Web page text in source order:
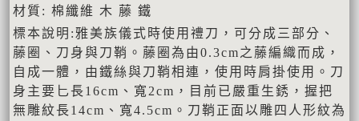
材質: 棉纖維 木 藤 鐵
標本說明:雅美族儀式時使用禮刀，可分成三部分、
藤圈、刀身與刀鞘。藤圈為由0.3cm之藤編織而成，
自成一體，由鐵絲與刀鞘相連，使用時肩掛使用。刀
身主要匕長16cm、寬2cm，目前已嚴重生銹，握把
無雕紋長14cm、寬4.5cm。刀鞘正面以雕四人形紋為